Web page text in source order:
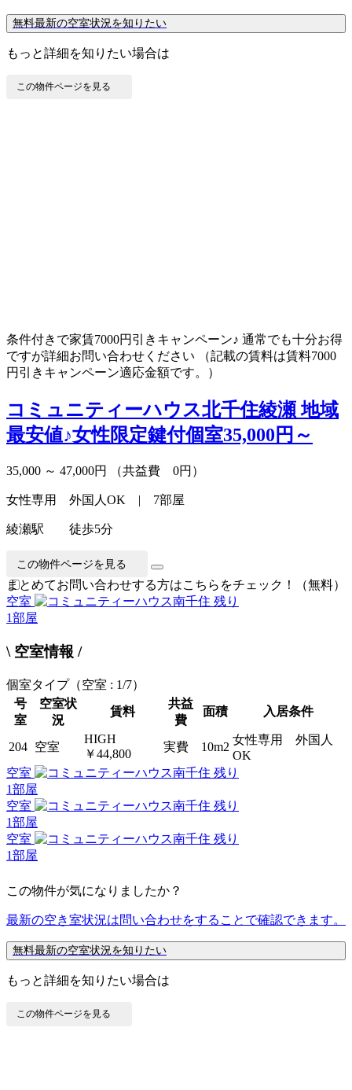
無料最新の空室状況を知りたい
もっと詳細を知りたい場合は
この物件ページを見る
条件付きで家賃7000円引きキャンペーン♪ 通常でも十分お得
ですが詳細お問い合わせください （記載の賃料は賃料7000
円引きキャンペーン適応金額です。）
コミュニティーハウス北千住綾瀬 地域
最安値♪女性限定鍵付個室35,000円～
35,000 ～ 47,000円 （共益費 0円）
女性専用 外国人OK | 7部屋
綾瀬駅 徒歩5分
この物件ページを見る
まとめてお問い合わせする方はこちらをチェック！（無料）
空室
残り
1部屋
\ 空室情報 /
個室タイプ（空室 : 1/7）
号
室
空室状
況
賃料
共益
費
面積 入居条件
204 空室
HIGH
￥44,800
実費 10m2
女性専用 外国人
OK
空室
残り
1部屋
空室
残り
1部屋
空室
残り
1部屋
この物件が気になりましたか？
最新の空き室状況は問い合わせをすることで確認できます。
無料最新の空室状況を知りたい
もっと詳細を知りたい場合は
この物件ページを見る